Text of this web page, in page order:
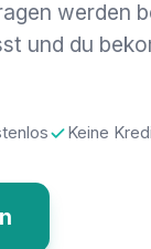
werden
und du
Keine